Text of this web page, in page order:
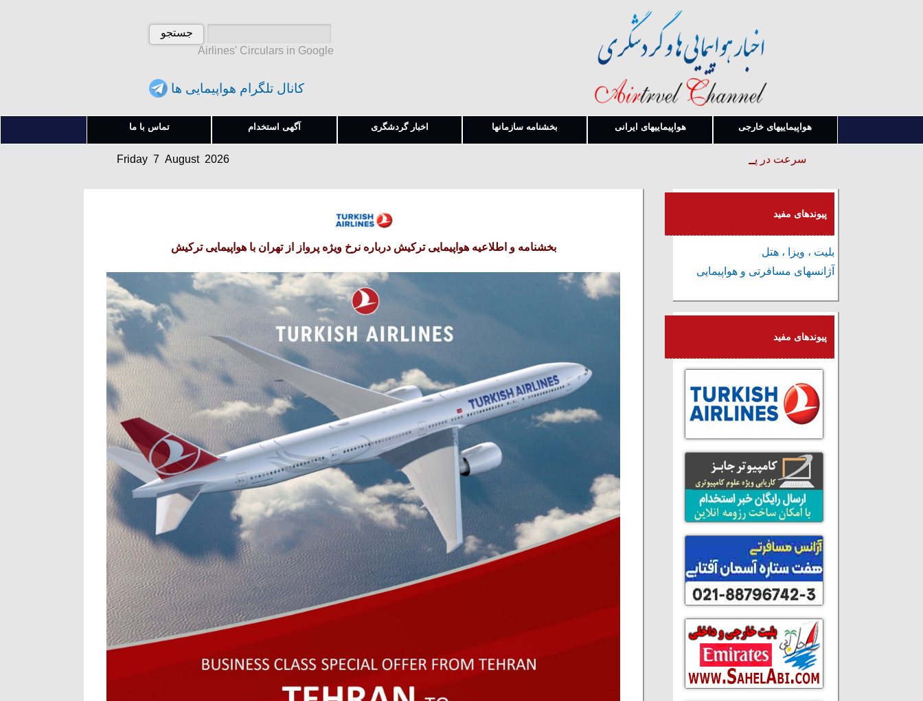
Airlines' Circulars in Google
کانال تلگرام هواپیمایی ها
هواپیماییهای خارجی هواپیماییهای ایرانی بخشنامه سازمانها اخبار گردشگری آگهی استخدام تماس با ما
سرعت در پیدا کردن قوانین و بخشنامه ها
Friday 7 August 2026
آدینه 16 امرداد 1405
Friday 7 August 2026
بخشنامه و اطلاعیه هواپیمایی ترکیش درباره نرخ ویژه پرواز از تهران با هواپیمایی ترکیش
پیوندهای مفید
بلیت ، ویزا ، هتل
آژانسهای مسافرتی و هواپیمایی
پیوندهای مفید